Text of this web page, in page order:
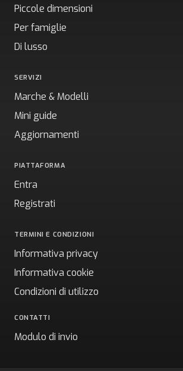
Piccole dimensioni
Per famiglie
Di lusso
SERVIZI
Marche & Modelli
Mini guide
Aggiornamenti
PIATTAFORMA
Entra
Registrati
TERMINI E CONDIZIONI
Informativa privacy
Informativa cookie
Condizioni di utilizzo
CONTATTI
Modulo di invio